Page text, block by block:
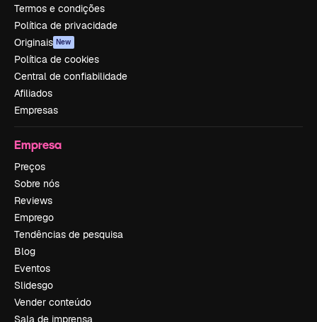
Termos e condições
Política de privacidade
Originais New
Política de cookies
Central de confiabilidade
Afiliados
Empresas
Empresa
Preços
Sobre nós
Reviews
Emprego
Tendências de pesquisa
Blog
Eventos
Slidesgo
Vender conteúdo
Sala de imprensa